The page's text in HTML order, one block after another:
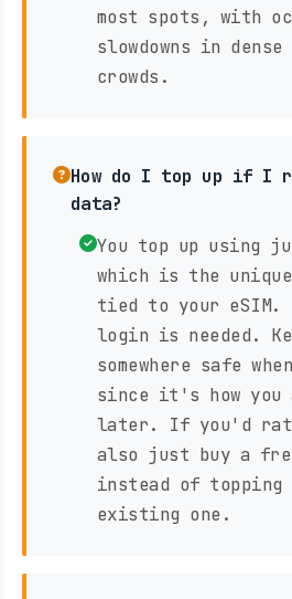
most spots, with
slowdowns in
crowds.
How do I top up if I
data?
You top up using
which is the unique
tied to your eSIM.
login is needed.
somewhere safe
since it's how you
later. If you'd
also just buy a
instead of topping
existing one.